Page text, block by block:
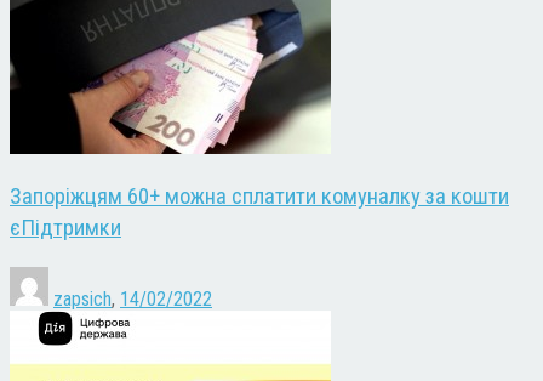
Запоріжцям 60+ можна сплатити комуналку за кошти
єПідтримки
zapsich, 14/02/2022